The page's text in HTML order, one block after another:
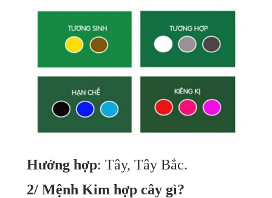
Hướng hợp: Tây, Tây Bắc.
2/ Mệnh Kim hợp cây gì?